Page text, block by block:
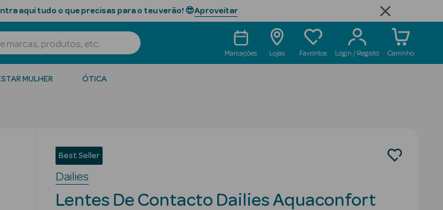
aqui tudo o que precisas para o teu verão! 😎Aproveitar
Marcações Lojas Favoritos Login / Registo Carrinho
MULHER ÓTICA
Best Seller
Dailies
Lentes De Contacto Dailies Aquaconfort